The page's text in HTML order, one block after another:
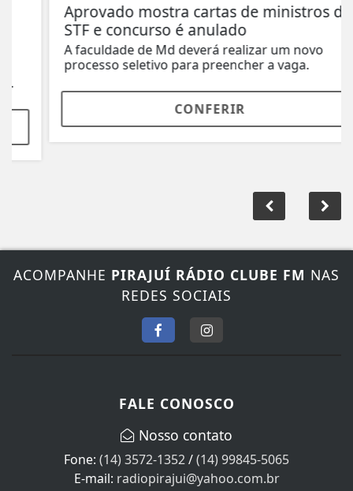
Aprovado mostra cartas de ministros do
STF e concurso é anulado
A faculdade de Md deverá realizar um novo
processo seletivo para preencher a vaga.
CONFERIR
REDES SOCIAIS
(14) 3572-1352/(14) 99845-5065
E-mail:radiopirajui@yahoo.com.br